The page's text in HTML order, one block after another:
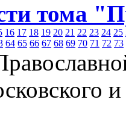
тома
16 17 18 19 20 21 22 23 24 25
64 65 66 67 68 69 70 71 72 73